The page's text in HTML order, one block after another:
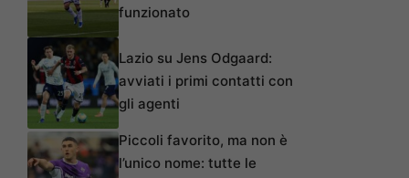
funzionato
Lazio su Jens Odgaard:
avviati i primi contatti con
gli agenti
Piccoli favorito, ma non è
l’unico nome: tutte le